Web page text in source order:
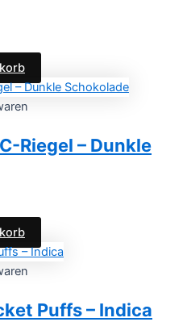
Riegel – Dunkle
Puffs – Indica